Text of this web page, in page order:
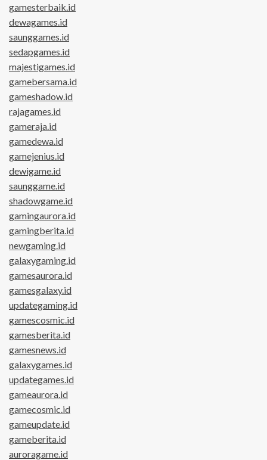
gamesterbaik.id
dewagames.id
saunggames.id
sedapgames.id
majestigames.id
gamebersama.id
gameshadow.id
rajagames.id
gameraja.id
gamedewa.id
gamejenius.id
dewigame.id
saunggame.id
shadowgame.id
gamingaurora.id
gamingberita.id
newgaming.id
galaxygaming.id
gamesaurora.id
gamesgalaxy.id
updategaming.id
gamescosmic.id
gamesberita.id
gamesnews.id
galaxygames.id
updategames.id
gameaurora.id
gamecosmic.id
gameupdate.id
gameberita.id
auroragame.id